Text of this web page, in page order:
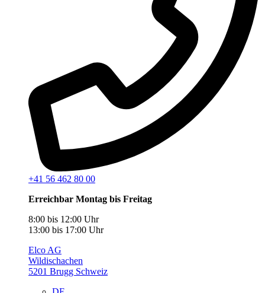
+41 56 462 80 00
Erreichbar Montag bis Freitag
8:00 bis 12:00 Uhr
13:00 bis 17:00 Uhr
Elco AG
Wildischachen
5201 Brugg Schweiz